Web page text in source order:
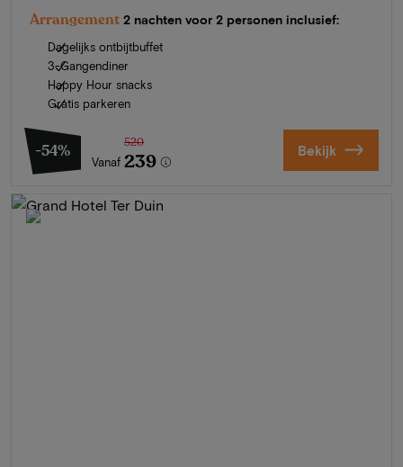
Arrangement 2 nachten voor 2 personen inclusief:
Dagelijks ontbijtbuffet
3-Gangendiner
Happy Hour snacks
Gratis parkeren
-54%
Vanaf
520
239 Bekijk